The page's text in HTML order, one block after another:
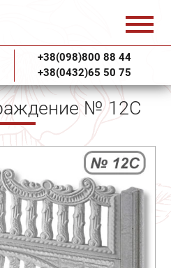
+38(098)800 88 44
+38(0432)65 50 75
№ 12С